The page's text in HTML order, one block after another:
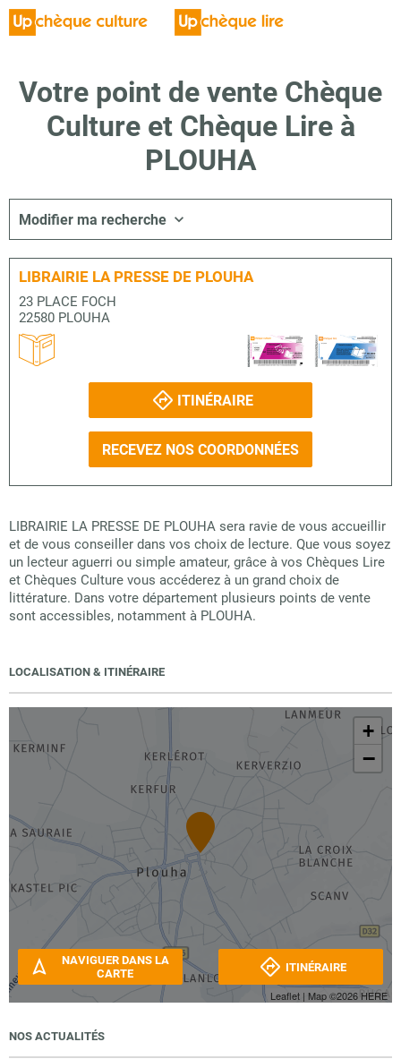
Votre point de vente Chèque
Culture et Chèque Lire à
PLOUHA
Modifier ma recherche
LIBRAIRIE LA PRESSE DE PLOUHA
23 PLACE FOCH
22580 PLOUHA
ITINÉRAIRE
RECEVEZ NOS COORDONNÉES
LIBRAIRIE LA PRESSE DE PLOUHA sera ravie de vous accueillir
et de vous conseiller dans vos choix de lecture. Que vous soyez
un lecteur aguerri ou simple amateur, grâce à vos Chèques Lire
et Chèques Culture vous accéderez à un grand choix de
littérature. Dans votre département plusieurs points de vente
sont accessibles, notamment à PLOUHA.
LOCALISATION & ITINÉRAIRE
+
−
Leaflet | Map ©2026 HERE
NAVIGUER DANS LA
CARTE
ITINÉRAIRE
NOS ACTUALITÉS